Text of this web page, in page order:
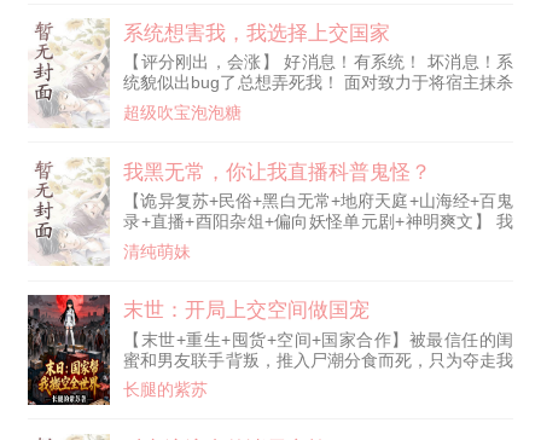
食物抢破头时，周野已经和美女们在自己的海上堡垒
喝着酒，吃着火锅，过着没羞没躁的生活 【书评宝
子们提到的毒点，作者已经做了修改重置，放心观
看】 【每日稳定三更】
系统想害我，我选择上交国家
【评分刚出，会涨】 好消息！有系统！ 坏消息！系
统貌似出bug了总想弄死我！ 面对致力于将宿主抹杀
的系统，李策做出了‘违背祖宗’的决定。 将系统上交
国家！ ps：作者只在点子写过，大精品，不太会快
上去的，还请读者多多包涵
超级吹宝泡泡糖
我黑无常，你让我直播科普鬼怪？
【诡异复苏+民俗+黑白无常+地府天庭+山海经+百鬼
录+直播+酉阳杂俎+偏向妖怪单元剧+神明爽文】 我
叫江祈，职业生涯高光是勾了孙悟空的魂。 人间直
播界的泥石流，地府人脉圈的天花板。 在下不才，
大圣拜过把子、现任阎王是我义妹、我大哥是真武大
帝、我兄弟是神兽獬豸、八仙与我是竹林之交、财神
赵公明是我债主。 沉香撕了生死簿，是二郎真君请
我打的掩护，哪吒与我是莫
清纯萌妹
末世：开局上交空间做国宠
【末世+重生+囤货+空间+国家合作】被最信任的闺
蜜和男友联手背叛，推入尸潮分食而死，只为夺走我
的空间换取半块黑面包——这是凌萱的上一世。 当
她从血腥的噩梦中惊醒，发现自己竟奇迹般重生回到
长腿的紫苏